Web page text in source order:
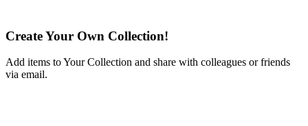
Create Your Own Collection!
Add items to Your Collection and share with colleagues or friends
via email.